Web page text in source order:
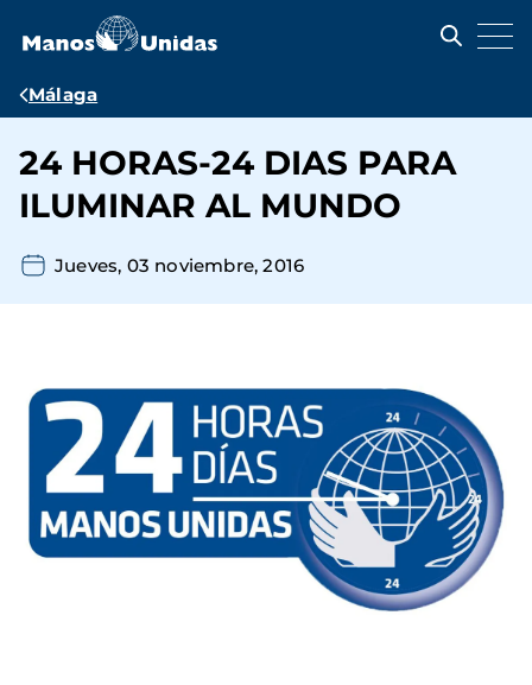
contenido
Ruta
navegación
Málaga
24 HORAS-24 DIAS PARA
ILUMINAR AL MUNDO
Jueves, 03 noviembre, 2016